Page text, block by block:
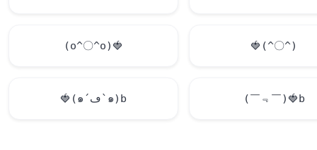
(o^〇^o) 🍓 🍓 (^〇^)
🍓 (๑´ڡ`๑)b (￣﹃￣) 🍓b